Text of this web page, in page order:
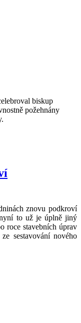
biskup
požehnány
znovu podkroví
to už je úplně jiný
roce stavebních úprav
sestavování nového